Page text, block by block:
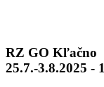
RZ GO Kľačno
25.7.-3.8.2025 -